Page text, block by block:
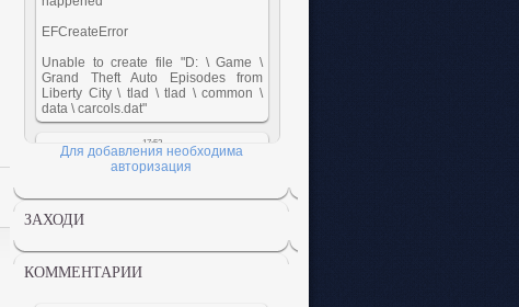
Для добавления необходима
авторизация
ЗАХОДИ
КОММЕНТАРИИ